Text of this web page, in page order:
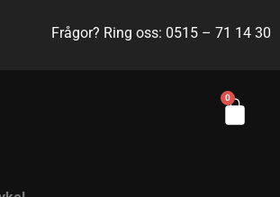
Frågor? Ring oss: 0515 – 71 14 30
0